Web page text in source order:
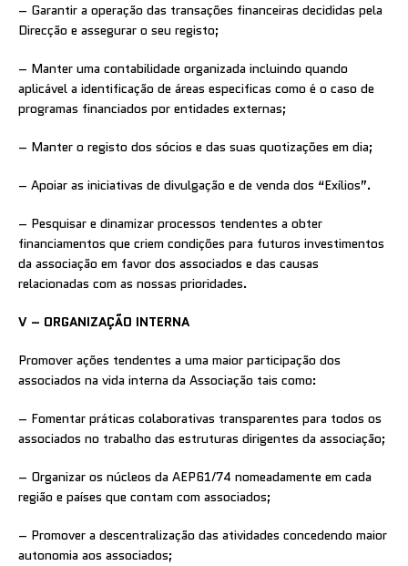
– Garantir a operação das transações financeiras decididas pela
Direcção e assegurar o seu registo;
– Manter uma contabilidade organizada incluindo quando
aplicável a identificação de áreas especificas como é o caso de
programas financiados por entidades externas;
– Manter o registo dos sócios e das suas quotizações em dia;
– Apoiar as iniciativas de divulgação e de venda dos “Exílios”.
– Pesquisar e dinamizar processos tendentes a obter
financiamentos que criem condições para futuros investimentos
da associação em favor dos associados e das causas
relacionadas com as nossas prioridades.
V – ORGANIZAÇÃO INTERNA
Promover ações tendentes a uma maior participação dos
associados na vida interna da Associação tais como:
– Fomentar práticas colaborativas transparentes para todos os
associados no trabalho das estruturas dirigentes da associação;
– Organizar os núcleos da AEP61/74 nomeadamente em cada
região e países que contam com associados;
– Promover a descentralização das atividades concedendo maior
autonomia aos associados;